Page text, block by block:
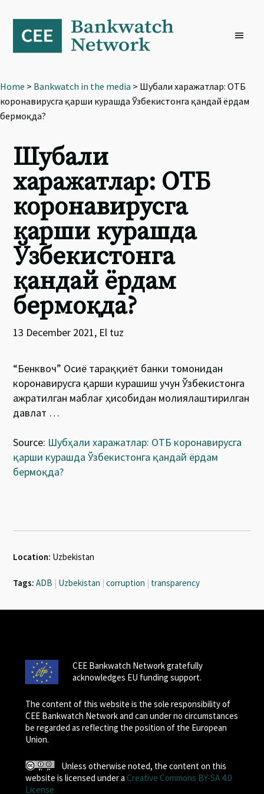
primary
navigation
content
footer
Home > Bankwatch in the media > Шубҳали харажатлар: ОТБ
коронавирусга қарши курашда Ўзбекистонга қандай ёрдам
бермоқда?
Шубҳали
харажатлар: ОТБ
коронавирусга
қарши курашда
Ўзбекистонга
қандай ёрдам
бермоқда?
13 December 2021, El tuz
“Бенквоч” Осиё тараққиёт банки томонидан
коронавирусга қарши курашиш учун Ўзбекистонга
ажратилган маблағ ҳисобидан молиялаштирилган
давлат …
Source: Шубҳали харажатлар: ОТБ коронавирусга
қарши курашда Ўзбекистонга қандай ёрдам
бермоқда?
Location: Uzbekistan
Tags: ADB | Uzbekistan | corruption | transparency
CEE Bankwatch Network gratefully
acknowledges EU funding support.
The content of this website is the sole responsibility of
CEE Bankwatch Network and can under no circumstances
be regarded as reflecting the position of the European
Union.
Unless otherwise noted, the content on this
website is licensed under a Creative Commons BY-SA 4.0
License